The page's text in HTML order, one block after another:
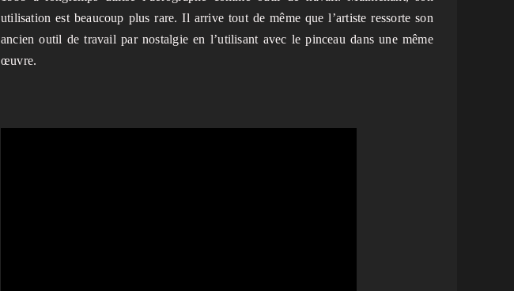
utilisation est beaucoup plus rare. Il arrive tout de même que l’artiste ressorte son
ancien outil de travail par nostalgie en l’utilisant avec le pinceau dans une même
œuvre.